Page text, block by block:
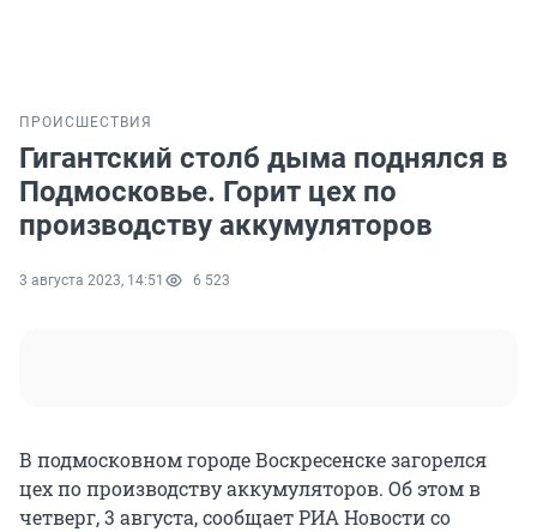
ПРОИСШЕСТВИЯ
Гигантский столб дыма поднялся в
Подмосковье. Горит цех по
производству аккумуляторов
3 августа 2023, 14:51 6 523
В подмосковном городе Воскресенске загорелся
цех по производству аккумуляторов. Об этом в
четверг, 3 августа, сообщает РИА Новости со